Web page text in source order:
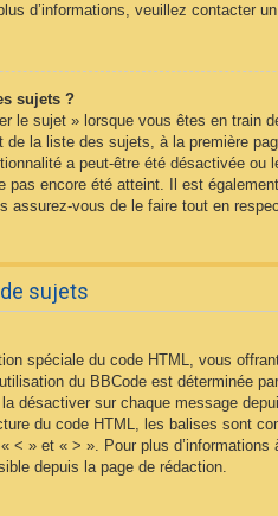
d’informations, veuillez contacter
sujets ?
le sujet » lorsque vous êtes en train
de la liste des sujets, à la première
a peut-être été désactivée ou
pas encore été atteint. Il est
assurez-vous de le faire tout en
sujets
spéciale du code HTML, vous
du BBCode est déterminée
désactiver sur chaque message
du code HTML, les balises sont
< » et « > ». Pour plus d’informations
depuis la page de rédaction.